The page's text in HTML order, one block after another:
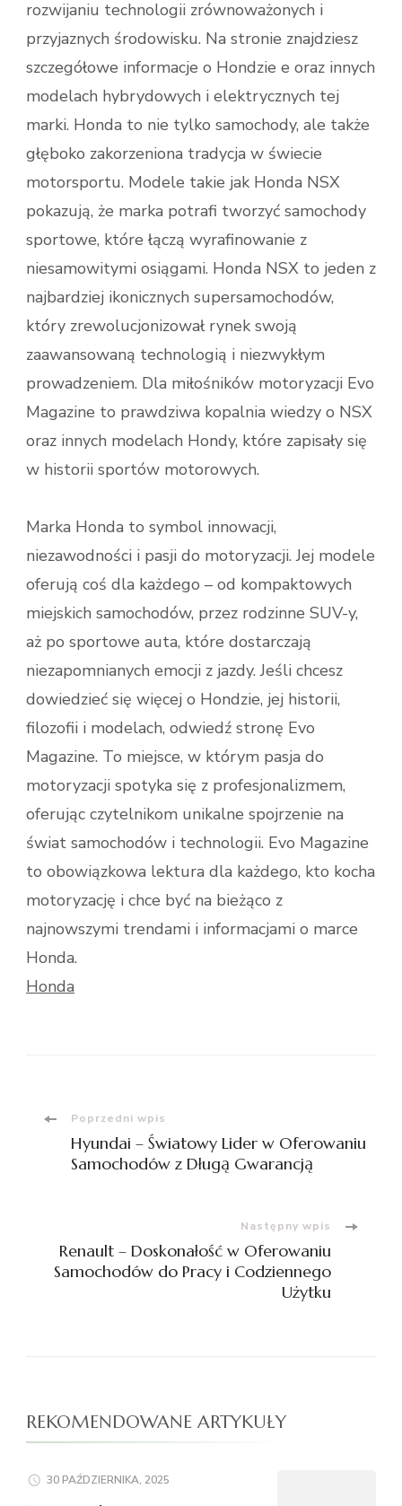
rozwijaniu technologii zrównoważonych i
przyjaznych środowisku. Na stronie znajdziesz
szczegółowe informacje o Hondzie e oraz innych
modelach hybrydowych i elektrycznych tej
marki. Honda to nie tylko samochody, ale także
głęboko zakorzeniona tradycja w świecie
motorsportu. Modele takie jak Honda NSX
pokazują, że marka potrafi tworzyć samochody
sportowe, które łączą wyrafinowanie z
niesamowitymi osiągami. Honda NSX to jeden z
najbardziej ikonicznych supersamochodów,
który zrewolucjonizował rynek swoją
zaawansowaną technologią i niezwykłym
prowadzeniem. Dla miłośników motoryzacji Evo
Magazine to prawdziwa kopalnia wiedzy o NSX
oraz innych modelach Hondy, które zapisały się
w historii sportów motorowych.
Marka Honda to symbol innowacji,
niezawodności i pasji do motoryzacji. Jej modele
oferują coś dla każdego – od kompaktowych
miejskich samochodów, przez rodzinne SUV-y,
aż po sportowe auta, które dostarczają
niezapomnianych emocji z jazdy. Jeśli chcesz
dowiedzieć się więcej o Hondzie, jej historii,
filozofii i modelach, odwiedź stronę Evo
Magazine. To miejsce, w którym pasja do
motoryzacji spotyka się z profesjonalizmem,
oferując czytelnikom unikalne spojrzenie na
świat samochodów i technologii. Evo Magazine
to obowiązkowa lektura dla każdego, kto kocha
motoryzację i chce być na bieżąco z
najnowszymi trendami i informacjami o marce
Honda.
Honda
Nawigacja
wpisu
Poprzedni wpis
Hyundai – Światowy Lider w Oferowaniu
Samochodów z Długą Gwarancją
Następny wpis
Renault – Doskonałość w Oferowaniu
Samochodów do Pracy i Codziennego
Użytku
REKOMENDOWANE ARTYKUŁY
30 PAŹDZIERNIKA, 2025